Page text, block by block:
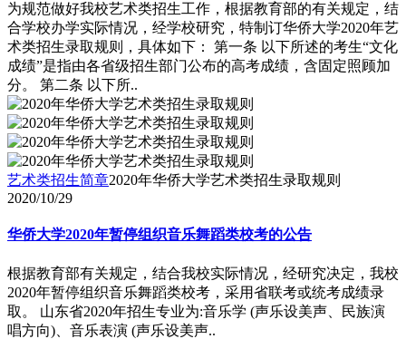
为规范做好我校艺术类招生工作，根据教育部的有关规定，结
合学校办学实际情况，经学校研究，特制订华侨大学2020年艺
术类招生录取规则，具体如下： 第一条 以下所述的考生“文化
成绩”是指由各省级招生部门公布的高考成绩，含固定照顾加
分。 第二条 以下所..
艺术类招生简章2020年华侨大学艺术类招生录取规则
2020/10/29
华侨大学2020年暂停组织音乐舞蹈类校考的公告
根据教育部有关规定，结合我校实际情况，经研究决定，我校
2020年暂停组织音乐舞蹈类校考，采用省联考或统考成绩录
取。 山东省2020年招生专业为:音乐学 (声乐设美声、民族演
唱方向)、音乐表演 (声乐设美声..